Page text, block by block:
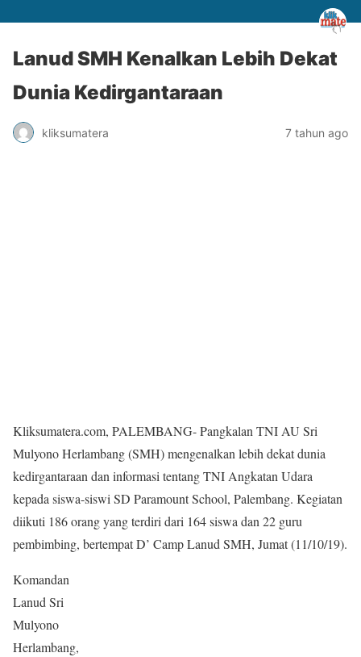
Lanud SMH Kenalkan Lebih Dekat
Dunia Kedirgantaraan
kliksumatera 7 tahun ago
Kliksumatera.com, PALEMBANG- Pangkalan TNI AU Sri
Mulyono Herlambang (SMH) mengenalkan lebih dekat dunia
kedirgantaraan dan informasi tentang TNI Angkatan Udara
kepada siswa-siswi SD Paramount School, Palembang. Kegiatan
diikuti 186 orang yang terdiri dari 164 siswa dan 22 guru
pembimbing, bertempat D’ Camp Lanud SMH, Jumat (11/10/19).
Komandan
Lanud Sri
Mulyono
Herlambang,